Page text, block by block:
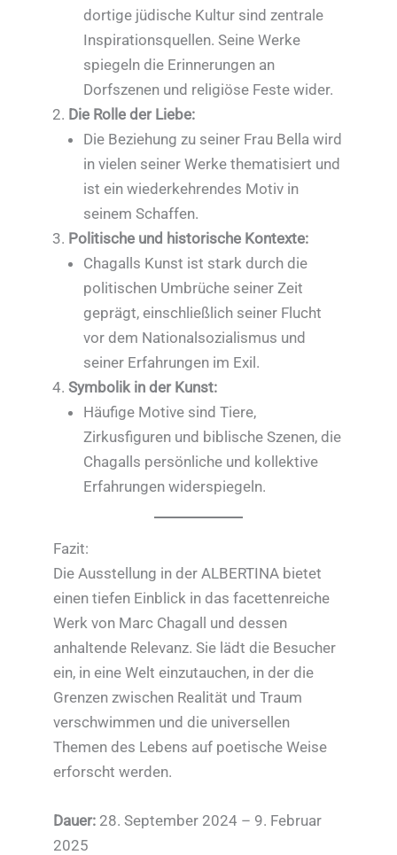
dortige jüdische Kultur sind zentrale
Inspirationsquellen. Seine Werke
spiegeln die Erinnerungen an
Dorfszenen und religiöse Feste wider.
Die Rolle der Liebe:
Die Beziehung zu seiner Frau Bella wird
in vielen seiner Werke thematisiert und
ist ein wiederkehrendes Motiv in
seinem Schaffen.
Politische und historische Kontexte:
Chagalls Kunst ist stark durch die
politischen Umbrüche seiner Zeit
geprägt, einschließlich seiner Flucht
vor dem Nationalsozialismus und
seiner Erfahrungen im Exil.
Symbolik in der Kunst:
Häufige Motive sind Tiere,
Zirkusfiguren und biblische Szenen, die
Chagalls persönliche und kollektive
Erfahrungen widerspiegeln.
Fazit:
Die Ausstellung in der ALBERTINA bietet
einen tiefen Einblick in das facettenreiche
Werk von Marc Chagall und dessen
anhaltende Relevanz. Sie lädt die Besucher
ein, in eine Welt einzutauchen, in der die
Grenzen zwischen Realität und Traum
verschwimmen und die universellen
Themen des Lebens auf poetische Weise
erforscht werden.
Dauer: 28. September 2024 – 9. Februar
2025